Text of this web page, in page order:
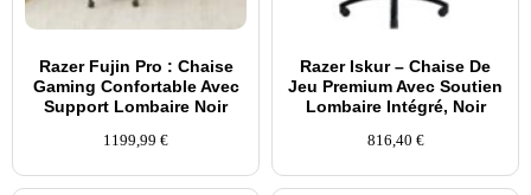
Razer Fujin Pro : Chaise
Gaming Confortable Avec
Support Lombaire Noir
1199,99 €
Razer Iskur – Chaise De
Jeu Premium Avec Soutien
Lombaire Intégré, Noir
816,40 €